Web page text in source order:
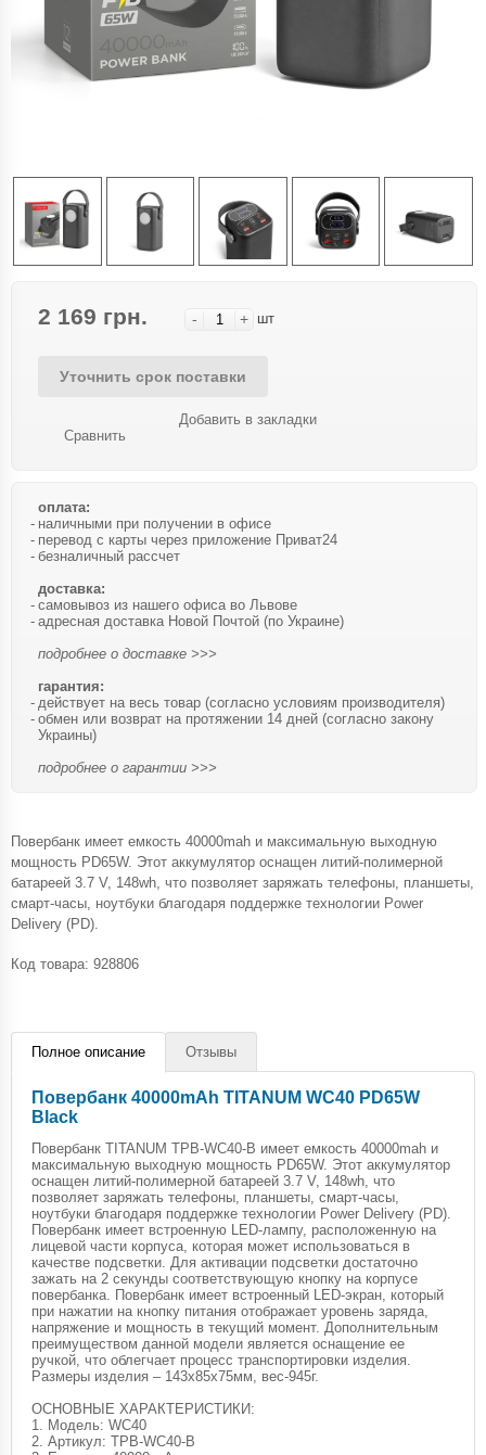
2 169 грн. - + шт
Уточнить срок поставки
Сравнить
Добавить в закладки
оплата:
наличными при получении в офисе
перевод с карты через приложение Приват24
безналичный рассчет
доставка:
самовывоз из нашего офиса во Львове
адресная доставка Новой Почтой (по Украине)
подробнее о доставке >>>
гарантия:
действует на весь товар (согласно условиям производителя)
обмен или возврат на протяжении 14 дней (согласно закону
Украины)
подробнее о гарантии >>>
Повербанк имеет емкость 40000mah и максимальную выходную
мощность PD65W. Этот аккумулятор оснащен литий-полимерной
батареей 3.7 V, 148wh, что позволяет заряжать телефоны, планшеты,
смарт-часы, ноутбуки благодаря поддержке технологии Power
Delivery (PD).
Код товара: 928806
Полное описание Отзывы
Повербанк 40000mAh TITANUM WC40 PD65W
Black
Повербанк TITANUM TPB-WC40-B имеет емкость 40000mah и
максимальную выходную мощность PD65W. Этот аккумулятор
оснащен литий-полимерной батареей 3.7 V, 148wh, что
позволяет заряжать телефоны, планшеты, смарт-часы,
ноутбуки благодаря поддержке технологии Power Delivery (PD).
Повербанк имеет встроенную LED-лампу, расположенную на
лицевой части корпуса, которая может использоваться в
качестве подсветки. Для активации подсветки достаточно
зажать на 2 секунды соответствующую кнопку на корпусе
повербанка. Повербанк имеет встроенный LED-экран, который
при нажатии на кнопку питания отображает уровень заряда,
напряжение и мощность в текущий момент. Дополнительным
преимуществом данной модели является оснащение ее
ручкой, что облегчает процесс транспортировки изделия.
Размеры изделия – 143х85х75мм, вес-945г.
ОСНОВНЫЕ ХАРАКТЕРИСТИКИ:
1. Модель: WC40
2. Артикул: TPB-WC40-B